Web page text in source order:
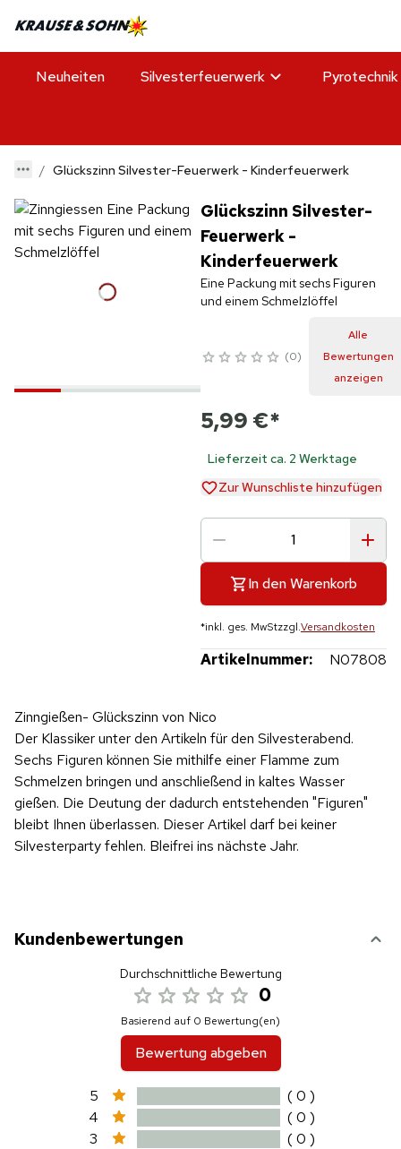
Neuheiten Silvesterfeuerwerk Pyrotechnik
Glückszinn Silvester-Feuerwerk - Kinderfeuerwerk
Glückszinn Silvester-
Feuerwerk -
Kinderfeuerwerk
Eine Packung mit sechs Figuren
und einem Schmelzlöffel
0
Alle
Bewertungen
anzeigen
5,99 €*
Lieferzeit ca. 2 Werktage
Zur Wunschliste hinzufügen
In den Warenkorb
*inkl. ges. MwStzzgl.Versandkosten
Artikelnummer: N07808
Zinngießen- Glückszinn von Nico
Der Klassiker unter den Artikeln für den Silvesterabend.
Sechs Figuren können Sie mithilfe einer Flamme zum
Schmelzen bringen und anschließend in kaltes Wasser
gießen. Die Deutung der dadurch entstehenden "Figuren"
bleibt Ihnen überlassen. Dieser Artikel darf bei keiner
Silvesterparty fehlen. Bleifrei ins nächste Jahr.
Kundenbewertungen
Durchschnittliche Bewertung
0
Basierend auf 0 Bewertung(en)
Bewertung abgeben
5
( 0 )
4
( 0 )
3
( 0 )